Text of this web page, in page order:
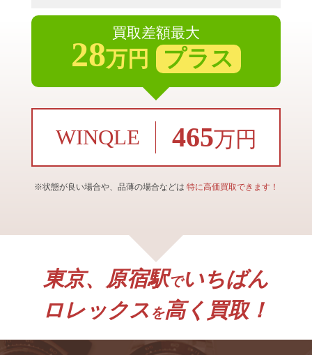
買取差額最大
28万円 プラス
WINQLE 465万円
※状態が良い場合や、品薄の場合などは 特に高価買取できます！
東京、原宿駅でいちばん
ロレックス を高く買取！